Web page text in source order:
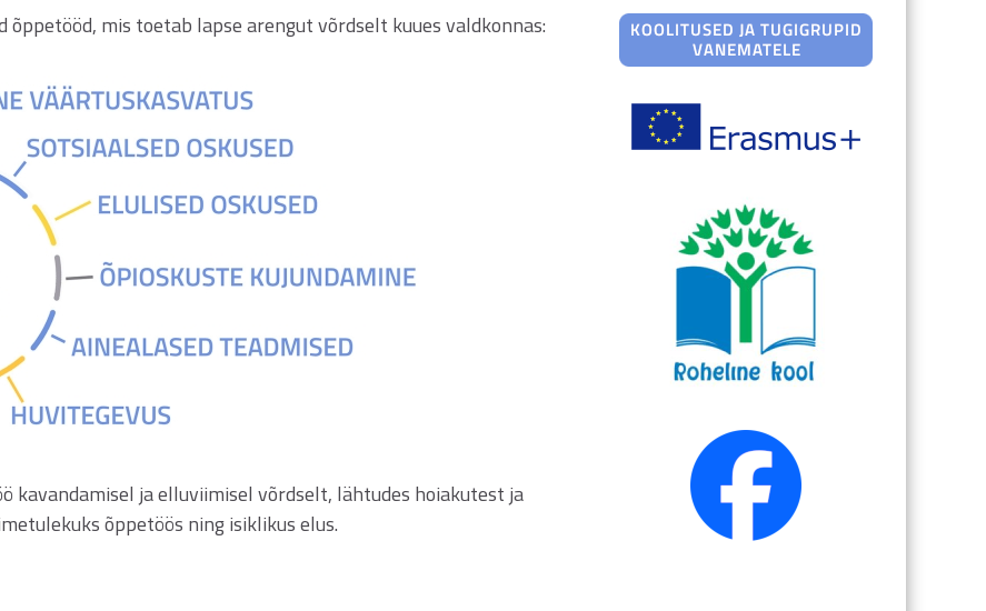
mis toetab lapse arengut võrdselt kuues valdkonnas:
kavandamisel ja elluviimisel võrdselt, lähtudes hoiakutest ja
õppetöös ning isiklikus elus.